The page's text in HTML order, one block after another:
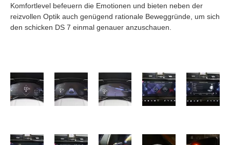
Komfortlevel befeuern die Emotionen und bieten neben der
reizvollen Optik auch genügend rationale Beweggründe, um sich
den schicken DS 7 einmal genauer anzuschauen.